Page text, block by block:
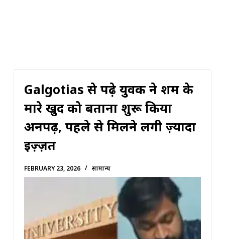
Galgotias से पढ़े युवक ने शर्म के
मारे खुद को बताना शुरू किया
अनपढ़, पहले से मिलने लगी ज़्यादा
इज़्ज़त
FEBRUARY 23, 2026 सामान्य